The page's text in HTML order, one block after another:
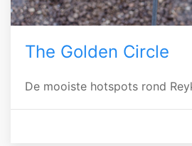
The Golden Circle
De mooiste hotspots rond